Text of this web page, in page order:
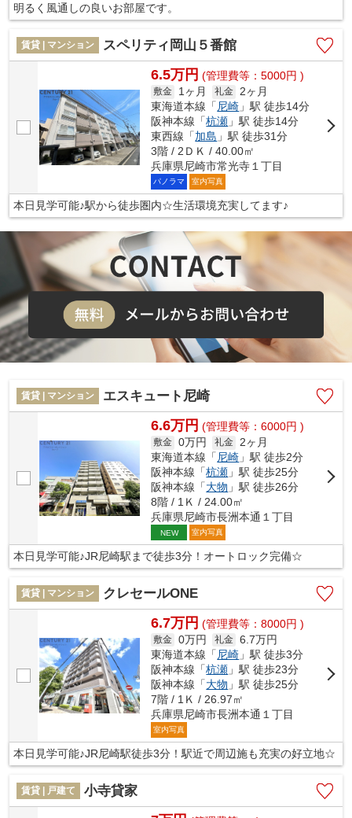
明るく風通しの良いお部屋です。
賃貸 | マンション スペリティ岡山５番館
6.5万円 (管理費等：5000円 )
敷金 1ヶ月 礼金 2ヶ月
東海道本線「尼崎 」駅 徒歩14分
阪神本線「杭瀬 」駅 徒歩14分
東西線「加島 」駅 徒歩31分
3階 / 2ＤＫ / 40.00㎡
兵庫県尼崎市常光寺１丁目
パノラマ 室内写真
本日見学可能♪駅から徒歩圏内☆生活環境充実してます♪
賃貸 | マンション エスキュート尼崎
6.6万円 (管理費等：6000円 )
敷金 0万円 礼金
2ヶ月
東海道本線「 尼崎 」駅 徒歩2分
阪神本線「杭瀬 」駅 徒歩25分
阪神本線「大物 」駅 徒歩26分
8階 / 1Ｋ / 24.00㎡
兵庫県尼崎市長洲本通１丁目
NEW 室内写真
本日見学可能♪JR尼崎駅まで徒歩3分！オートロック完備☆
賃貸 | マンション クレセールONE
6.7万円 (管理費等：8000円 )
敷金 0万円 礼金 6.7万円
東海道本線「 尼崎 」駅 徒歩3分
阪神本線「杭瀬 」駅 徒歩23分
阪神本線「大物 」駅 徒歩25分
7階 / 1Ｋ / 26.97㎡
兵庫県尼崎市長洲本通１丁目
室内写真
本日見学可能♪JR尼崎駅徒歩3分！駅近で周辺施も充実の好立地☆
賃貸 | 戸建て 小寺貸家